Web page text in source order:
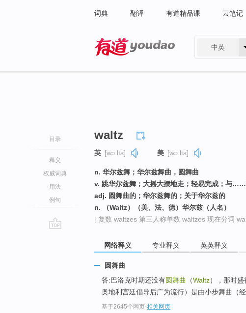
词典 翻译 有道精品课 云笔记
中英
目录
释义
权威词典
用法
例句
waltz
英 [wɔːlts] 美 [wɔːlts]
n. 华尔兹舞；华尔兹舞曲，圆舞曲
v. 跳华尔兹舞；大摇大摆地走；轻易完成；与
adj. 圆舞曲的；华尔兹舞的；关于华尔兹的
n. （Waltz）（美、法、德）华尔兹（人名）
[ 复数 waltzes 第三人称单数 waltzes 现在分词
网络释义 专业释义 英英释义
圆舞曲
答:巴洛克时期还没有圆舞曲 （Waltz），那时
奥地利宫廷倡导后广为流行）是由小步舞曲（
基于2645个网页-相关网页